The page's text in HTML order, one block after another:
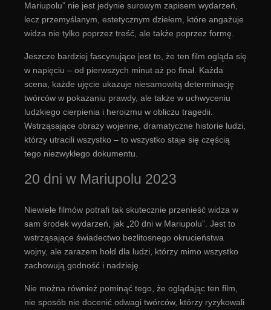
Mariupolu” nie jest jedynie surowym zapisem wydarzeń,
lecz przemyślanym, estetycznym dziełem, które angażuje
widza nie tylko poprzez treść, ale także poprzez formę.
Jeszcze bardziej fascynujące jest to, że ten film ogląda się
w napięciu – od pierwszych minut aż po finał. Każda
scena, każde ujęcie ukazuje niesamowitą determinację
twórców w pokazaniu prawdy, ale także w uchwyceniu
ludzkiego cierpienia i heroizmu w obliczu tragedii.
Wstrząsające obrazy wojenne, dramatyczne historie ludzi,
którzy utracili wszystko – to wszystko staje się częścią
tego niezwykłego dokumentu.
20 dni w Mariupolu 2023
Niewiele filmów potrafi tak skutecznie przenieść widza w
sam środek wydarzeń, jak „20 dni w Mariupolu”. Jest to
wstrząsające świadectwo bezlitosnego okrucieństwa
wojny, ale zarazem hołd dla ludzi, którzy mimo wszystko
zachowują godność i nadzieję.
Nie można również pominąć tego, że oglądając ten film,
nie sposób nie docenić odwagi twórców, którzy ryzykowali